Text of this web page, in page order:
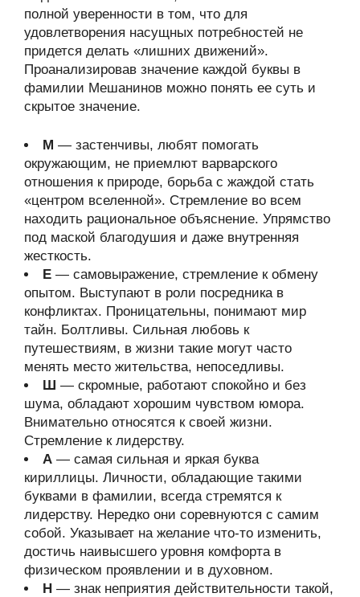
полной уверенности в том, что для
удовлетворения насущных потребностей не
придется делать «лишних движений».
Проанализировав значение каждой буквы в
фамилии Мешанинов можно понять ее суть и
скрытое значение.
М — застенчивы, любят помогать
окружающим, не приемлют варварского
отношения к природе, борьба с жаждой стать
«центром вселенной». Стремление во всем
находить рациональное объяснение. Упрямство
под маской благодушия и даже внутренняя
жесткость.
Е — самовыражение, стремление к обмену
опытом. Выступают в роли посредника в
конфликтах. Проницательны, понимают мир
тайн. Болтливы. Сильная любовь к
путешествиям, в жизни такие могут часто
менять место жительства, непоседливы.
Ш — скромные, работают спокойно и без
шума, обладают хорошим чувством юмора.
Внимательно относятся к своей жизни.
Стремление к лидерству.
А — самая сильная и яркая буква
кириллицы. Личности, обладающие такими
буквами в фамилии, всегда стремятся к
лидерству. Нередко они соревнуются с самим
собой. Указывает на желание что-то изменить,
достичь наивысшего уровня комфорта в
физическом проявлении и в духовном.
Н — знак неприятия действительности такой,